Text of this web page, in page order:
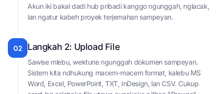
Akun iki bakal dadi hub pribadi kanggo ngunggah, nglacak,
lan ngatur kabeh proyek terjemahan sampeyan.
02 Langkah 2: Upload File
Sawise mlebu, wektune ngunggah dokumen sampeyan.
Sistem kita ndhukung macem-macem format, kalebu MS
Word, Excel, PowerPoint, TXT, InDesign, lan CSV. Cukup